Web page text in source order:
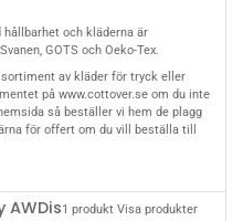
och kläderna är
GOTS och Oeko-Tex.
av kläder för tryck eller
på www.cottover.seom du inte
så beställer vi hem de plagg
för offert om du vill beställa till
AWDis1 produkt Visa produkter